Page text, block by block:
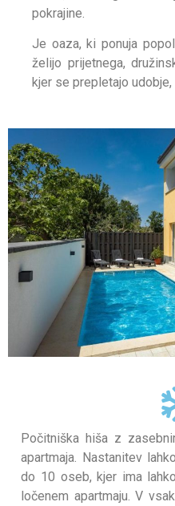
pokrajine.
Je oaza, ki ponuja
želijo prijetnega,
kjer se prepletajo
Počitniška hiša z
apartmaja. Nastanitev
do 10 oseb, kjer ima
ločenem apartmaju. V